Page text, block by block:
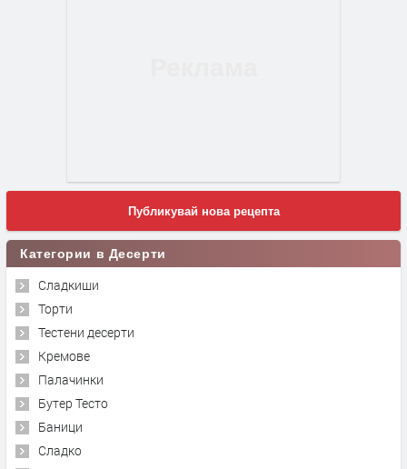
Публикувай нова рецепта
Категории в Десерти
Сладкиши
Торти
Тестени десерти
Кремове
Палачинки
Бутер Тесто
Баници
Сладко